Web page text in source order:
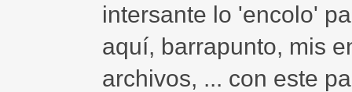
intersante lo 'encolo'
aquí, barrapunto, mis
archivos, ... con este